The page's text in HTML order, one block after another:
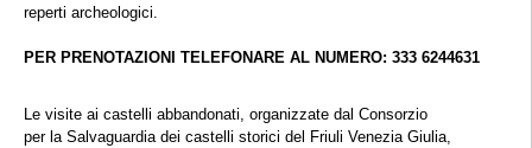
reperti archeologici.
PER PRENOTAZIONI TELEFONARE AL NUMERO: 333 6244631
Le visite ai castelli abbandonati, organizzate dal Consorzio
per la Salvaguardia dei castelli storici del Friuli Venezia Giulia,